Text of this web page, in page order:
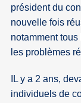
président du
nouvelle fois
notamment
les problèmes
IL y a 2 ans,
individuels de